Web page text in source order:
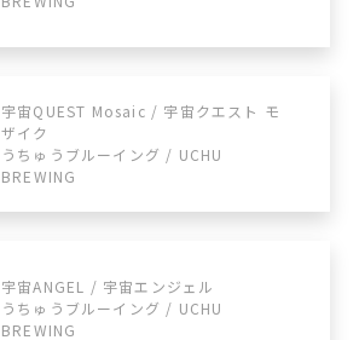
宇宙QUEST Mosaic / 宇宙クエスト モ
ザイク
うちゅうブルーイング / UCHU
BREWING
宇宙ANGEL / 宇宙エンジェル
うちゅうブルーイング / UCHU
BREWING